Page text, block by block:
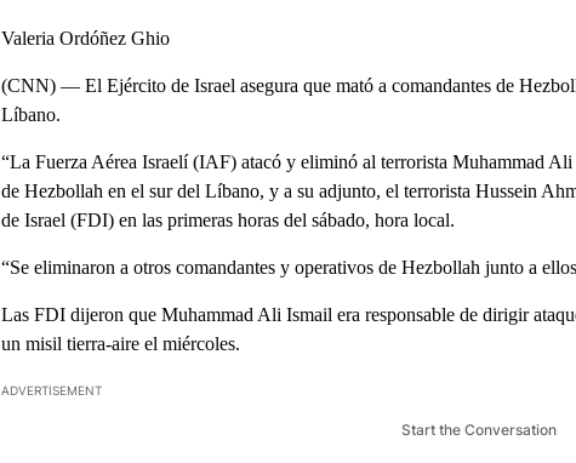
Valeria Ordóñez Ghio
(CNN) — El Ejército de Israel asegura que mató a comandantes de
Líbano.
“La Fuerza Aérea Israelí (IAF) atacó y eliminó al terrorista Muhammad
de Hezbollah en el sur del Líbano, y a su adjunto, el terrorista Hussein
de Israel (FDI) en las primeras horas del sábado, hora local.
“Se eliminaron a otros comandantes y operativos de Hezbollah junto a
Las FDI dijeron que Muhammad Ali Ismail era responsable de dirigir
un misil tierra-aire el miércoles.
ADVERTISEMENT
Start the Conversation